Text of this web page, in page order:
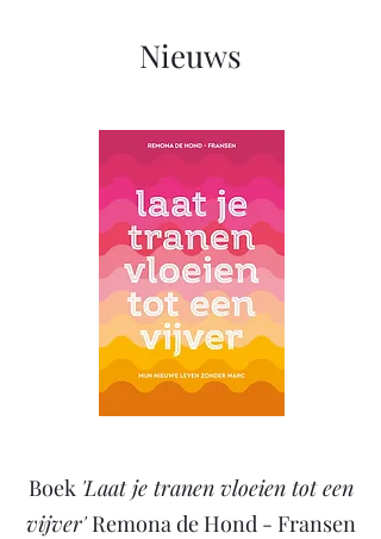
Nieuws
Boek 'Laat je tranen vloeien tot een
vijver'Remona de Hond - Fransen